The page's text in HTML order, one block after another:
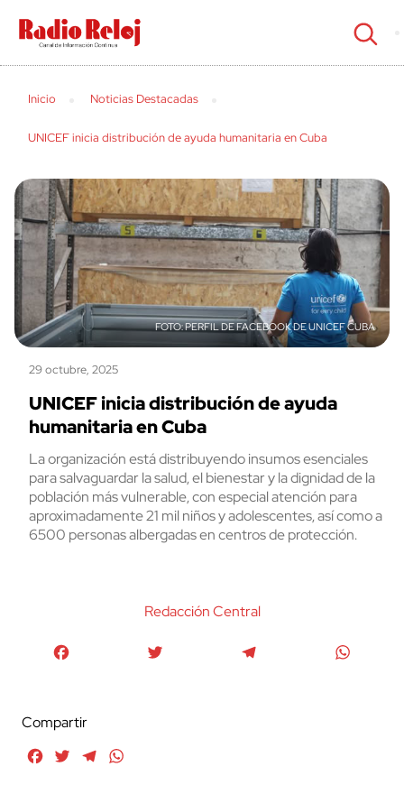
cerrar
Inicio Noticias Destacadas
UNICEF inicia distribución de ayuda humanitaria en Cuba
PERFIL DE FACEBOOK DE UNICEF CUBA
29 octubre, 2025
UNICEF inicia distribución de ayuda
humanitaria en Cuba
La organización está distribuyendo insumos esenciales
para salvaguardar la salud, el bienestar y la dignidad de la
población más vulnerable, con especial atención para
aproximadamente 21 mil niños y adolescentes, así como a
6500 personas albergadas en centros de protección.
Redacción Central
Compartir
FacebookTwitterTelegram